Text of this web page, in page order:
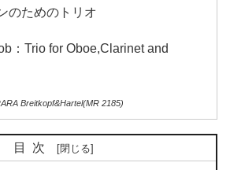
のためのトリオ
：Trio for Oboe,Clarinet and
Breitkopf&Hartel(MR 2185)
目次